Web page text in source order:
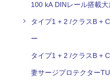
100 kA DINレール搭載
タイプ1 + 2 /クラスB +
ー
タイプ1 + 2 /クラスB +
妻サージプロテクター